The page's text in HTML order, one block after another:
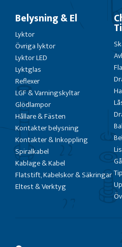
Belysning & El
Lyktor
Övriga lyktor
Lyktor LED
Lyktglas
Reflexer
LGF & Varningskyltar
Glödlampor
Hållare & Fästen
Kontakter belysning
Kontakter & Inkoppling
Spiralkabel
Kablage & Kabel
Flatstift, Kabelskor & Säkringar
Eltest & Verktyg